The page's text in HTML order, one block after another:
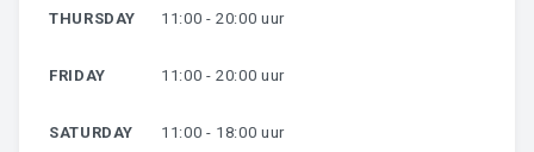
THURSDAY 11:00 - 20:00 uur
FRIDAY 11:00 - 20:00 uur
SATURDAY 11:00 - 18:00 uur